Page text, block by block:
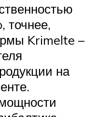
точнее,
Krimelte –
на